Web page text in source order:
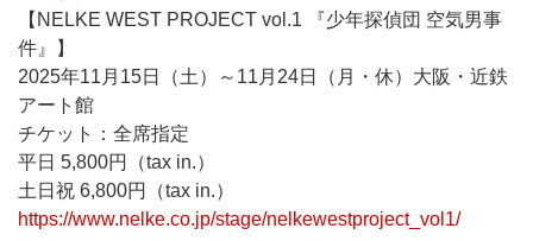
【NELKE WEST PROJECT vol.1 『少年探偵団 空気男事
件』】
2025年11月15日（土）～11月24日（月・休）大阪・近鉄
アート館
チケット：全席指定
平日 5,800円（tax in.）
土日祝 6,800円（tax in.）
https://www.nelke.co.jp/stage/nelkewestproject_vol1/